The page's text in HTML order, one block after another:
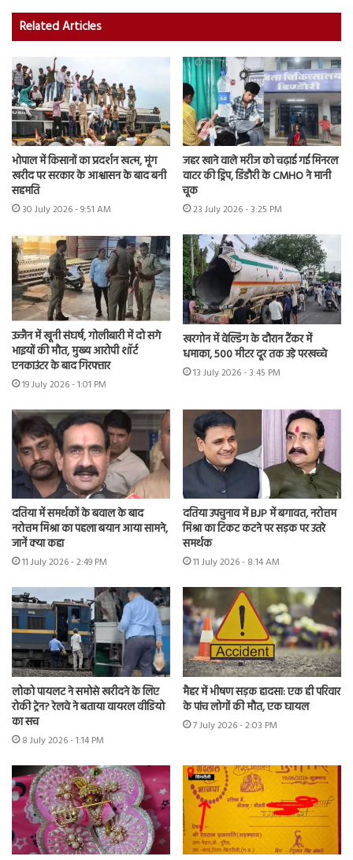
Related Articles
भोपाल में किसानों का प्रदर्शन खत्म, मूंग
खरीद पर सरकार के आश्वासन के बाद बनी
सहमति
30 July 2026 - 9:51 AM
जहर खाने वाले मरीज को चढ़ाई गई मिनरल
वाटर की ड्रिप, डिंडौरी के CMHO ने मानी
चूक
23 July 2026 - 3:25 PM
उज्जैन में खूनी संघर्ष, गोलीबारी में दो सगे
भाइयों की मौत, मुख्य आरोपी शॉर्ट
एनकाउंटर के बाद गिरफ्तार
19 July 2026 - 1:01 PM
खरगोन में वेल्डिंग के दौरान टैंकर में
धमाका, 500 मीटर दूर तक उड़े परखच्चे
13 July 2026 - 3:45 PM
दतिया में समर्थकों के बवाल के बाद
नरोत्तम मिश्रा का पहला बयान आया सामने,
जानें क्या कहा
11 July 2026 - 2:49 PM
दतिया उपचुनाव में BJP में बगावत, नरोत्तम
मिश्रा का टिकट कटने पर सड़क पर उतरे
समर्थक
11 July 2026 - 8:14 AM
लोको पायलट ने समोसे खरीदने के लिए
रोकी ट्रेन? रेलवे ने बताया वायरल वीडियो
का सच
8 July 2026 - 1:14 PM
मैहर में भीषण सड़क हादसा: एक ही परिवार
के पांच लोगों की मौत, एक घायल
7 July 2026 - 2:03 PM